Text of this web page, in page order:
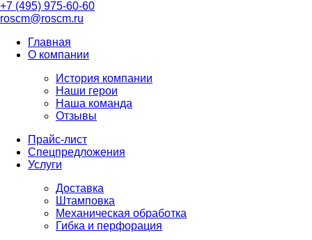
+7 (495) 975-60-60
roscm@roscm.ru
Главная
О компании
История компании
Наши герои
Наша команда
Отзывы
Прайс-лист
Спецпредложения
Услуги
Доставка
Штамповка
Механическая обработка
Гибка и перфорация